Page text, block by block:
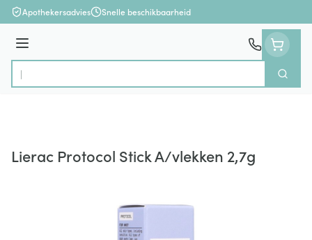
Ga naar de inhoud
Apothekersadvies Snelle beschikbaarheid
Menu
Product, merk, categorie...
Zoek
Lierac Protocol Stick A/vlekken 2,7g